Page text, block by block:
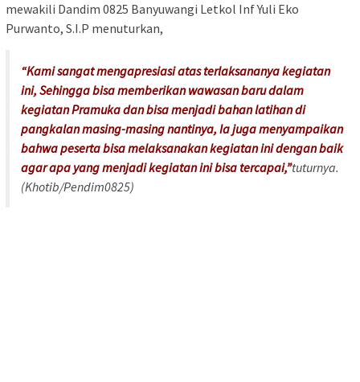
mewakili Dandim 0825 Banyuwangi Letkol Inf Yuli Eko
Purwanto, S.I.P menuturkan,
“Kami sangat mengapresiasi atas terlaksananya kegiatan
ini, Sehingga bisa memberikan wawasan baru dalam
kegiatan Pramuka dan bisa menjadi bahan latihan di
pangkalan masing-masing nantinya, Ia juga menyampaikan
bahwa peserta bisa melaksanakan kegiatan ini dengan baik
agar apa yang menjadi kegiatan ini bisa tercapai,”tuturnya.
(Khotib/Pendim0825)